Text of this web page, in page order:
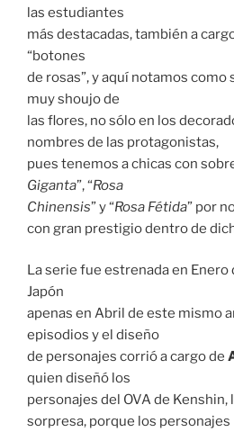
las estudiantes
más destacadas, también a
“botones
de rosas”, y aquí notamos como
muy shoujo de
las flores, no sólo en los
nombres de las protagonistas,
pues tenemos a chicas con
Giganta”, “Rosa
Chinensis” y “Rosa Fétida” por
con gran prestigio dentro de
La serie fue estrenada en
Japón
apenas en Abril de este mismo
episodios y el diseño
de personajes corrió a cargo de
quien diseñó los
personajes del OVA de Kenshin,
sorpresa, porque los personajes